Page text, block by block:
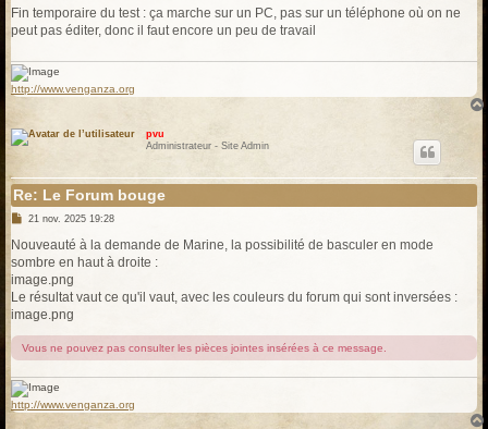
s
s
a
Fin temporaire du test : ça marche sur un PC, pas sur un téléphone où on ne
peut pas éditer, donc il faut encore un peu de travail
http://www.venganza.org
pvu
Administrateur - Site Admin
Re: Le Forum bouge
M
s
s
a
g
21 nov. 2025 19:28
Nouveauté à la demande de Marine, la possibilité de basculer en mode
sombre en haut à droite :
image.png
Le résultat vaut ce qu'il vaut, avec les couleurs du forum qui sont inversées :
image.png
Vous ne pouvez pas consulter les pièces jointes insérées à ce message.
http://www.venganza.org